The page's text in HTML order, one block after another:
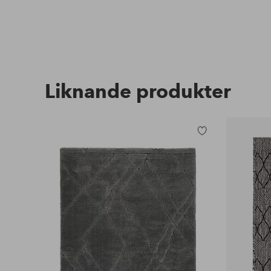
Liknande produkter
till
i
favoriter